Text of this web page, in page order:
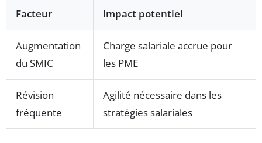
Facteur Impact potentiel
Augmentation
du SMIC
Charge salariale accrue pour
les PME
Révision
fréquente
Agilité nécessaire dans les
stratégies salariales